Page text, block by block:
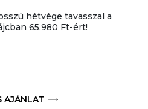
hétvége tavasszal a
65.980 Ft-ért!
AJÁNLAT